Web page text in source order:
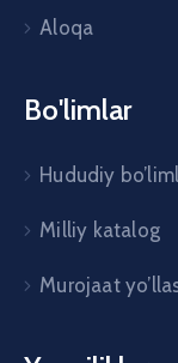
Aloqa
Bo'limlar
Hududiy
Milliy katalog
Murojaat